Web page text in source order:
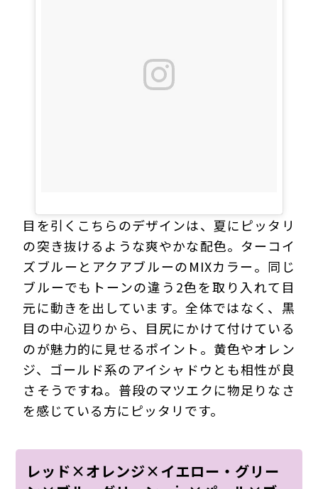
目を引くこちらのデザインは、夏にピッタリ
の突き抜けるような爽やかな配色。ターコイ
ズブルーとアクアブルーのMIXカラー。同じ
ブルーでもトーンの違う2色を取り入れて目
元に動きを出しています。全体ではなく、黒
目の中心辺りから、目尻にかけて付けている
のが魅力的に見せるポイント。黄色やオレン
ジ、ゴールド系のアイシャドウとも相性が良
さそうですね。普段のマツエクに物足りなさ
を感じている方にピッタリです。
レッド×オレンジ×イエロー・グリー